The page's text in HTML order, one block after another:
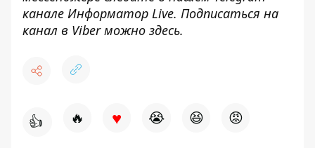
канале Информатор Live. Подписаться на
канал в Viber можно здесь.
👍 🔥 ♥ 😭 😆 😡